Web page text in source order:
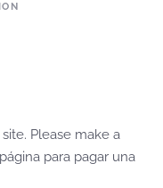
Please make a
página para pagar una